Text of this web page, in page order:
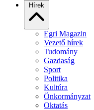
Hírek
Egri Magazin
Vezető hírek
Tudomány
Gazdaság
Sport
Politika
Kultúra
Önkormányzat
Oktatás